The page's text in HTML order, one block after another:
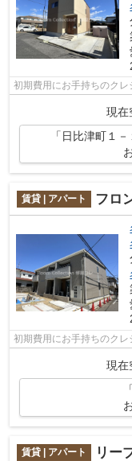
初期費用にお手持ちのク
現在
「日比津町１
賃貸 | アパート フロ
初期費用にお手持ちのク
現在
賃貸 | アパート リー